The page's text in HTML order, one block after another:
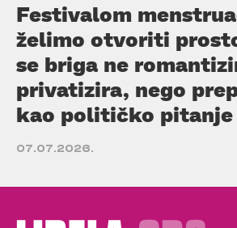
Festivalom
želimo otvoriti
se briga ne
privatizira, nego
kao političko pitanje
07.07.2026.